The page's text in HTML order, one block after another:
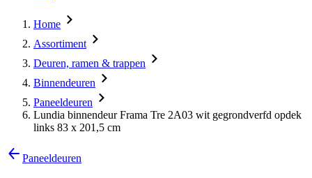
Home
Assortiment
Deuren, ramen & trappen
Binnendeuren
Paneeldeuren
Lundia binnendeur Frama Tre 2A03 wit gegrondverfd opdek
links 83 x 201,5 cm
Paneeldeuren